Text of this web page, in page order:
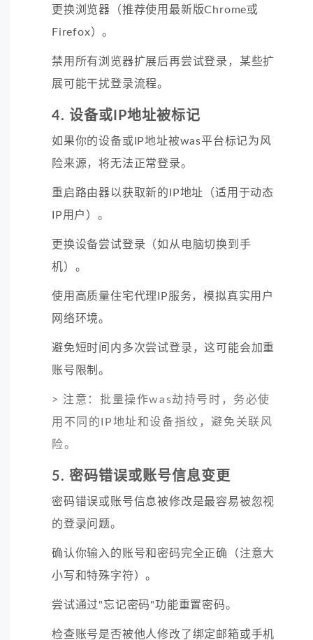
更换浏览器（推荐使用最新版Chrome或
Firefox）。
禁用 所有浏览器扩展后再尝试登录，某些扩
展可能干扰登录流程。
4. 设备或IP地址被标记
如果你的设备或IP地址被was平台标记为风
险来源，将无法正常登录。
重启路由器以获取新的IP地址（适用于动态
IP用户）。
更换设备尝试登录（如从电脑切换到手
机）。
使用 高质量住宅代理IP服务，模拟真实用户
网络环境。
避免短时间内多次尝试登录，这可能会加重
账号限制。
> 注意：批量操作was劫持号时，务必使
用不同的IP地址和设备指纹，避免关联风
险。
5. 密码错误或账号信息变更
密码错误或账号信息被修改是最容易被忽视
的登录问题。
确认你输入的账号和密码完全正确（注意大
小写和特殊字符）。
尝试通过"忘记密码"功能重置密码。
检查账号是否被他人修改了绑定邮箱或手机